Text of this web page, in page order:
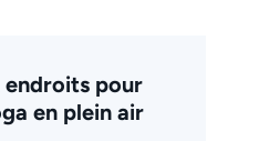
endroits pour
en plein air